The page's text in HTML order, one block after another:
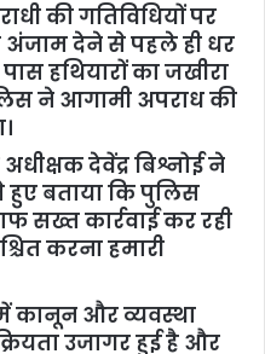
की गतिविधियों पर
देने से पहले ही धर
हथियारों का जखीरा
ने आगामी अपराध की
देवेंद्र बिश्नोई ने
बताया कि पुलिस
सख्त कार्रवाई कर रही
करना हमारी
कानून और व्यवस्था
उजागर हुई है और